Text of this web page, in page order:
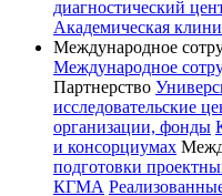
диагностический
Академическая
Международное
Международное
Партнерство
исследовательские
организации, фонды
и консорциумах
подготовки
КГМА